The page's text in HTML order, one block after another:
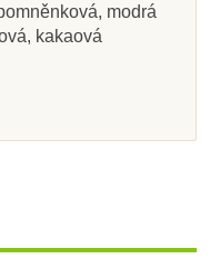
modrá
kakaová